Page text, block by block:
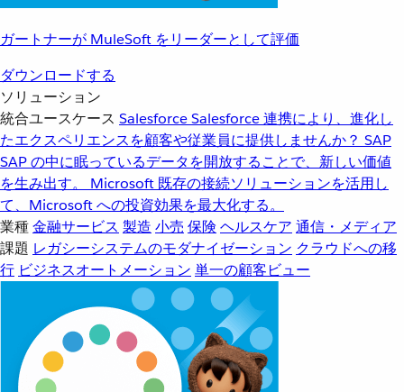
ガートナーが MuleSoft をリーダーとして評価
ダウンロードする
ソリューション
統合ユースケース SalesforceSalesforce 連携により、進化し
たエクスペリエンスを顧客や従業員に提供しませんか？ SAP
SAP の中に眠っているデータを開放することで、新しい価値
を生み出す。
Microsoft 既存の接続ソリューションを活用し
て、Microsoft への投資効果を最大化する。
業種金融サービス 製造 小売 保険 ヘルスケア 通信・メディア
課題 レガシーシステムのモダナイゼーション クラウドへの移
行 ビジネスオートメーション 単一の顧客ビュー